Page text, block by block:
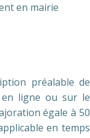
en mairie
préalable de
en ligne ou sur le
égale à 50
en temps